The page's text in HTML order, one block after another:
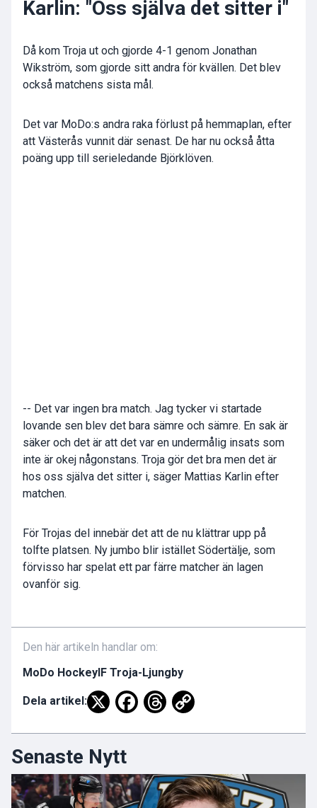
Karlin: "Oss själva det sitter i"
Då kom Troja ut och gjorde 4-1 genom Jonathan
Wikström, som gjorde sitt andra för kvällen. Det blev
också matchens sista mål.
Det var MoDo:s andra raka förlust på hemmaplan, efter
att Västerås vunnit där senast. De har nu också åtta
poäng upp till serieledande Björklöven.
-- Det var ingen bra match. Jag tycker vi startade
lovande sen blev det bara sämre och sämre. En sak är
säker och det är att det var en undermålig insats som
inte är okej någonstans. Troja gör det bra men det är
hos oss själva det sitter i, säger Mattias Karlin efter
matchen.
För Trojas del innebär det att de nu klättrar upp på
tolfte platsen. Ny jumbo blir istället Södertälje, som
förvisso har spelat ett par färre matcher än lagen
ovanför sig.
Den här artikeln handlar om:
MoDo Hockey IF Troja-Ljungby
Dela artikel:
Senaste Nytt